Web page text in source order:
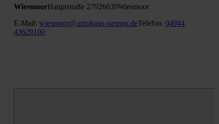
Wies­moorHaupt­stra­ße 27926639Wies­moor
E‑Mail: wiesmoor@autohaus-siemon.deTele­fon: 04944
43629100